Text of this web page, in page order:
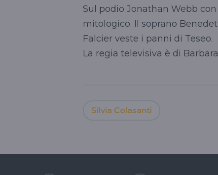
Sul podio Jonathan Webb
mitologico. Il soprano
Falcier veste i panni di Teseo.
La regia televisiva è di
Silvia Colasanti